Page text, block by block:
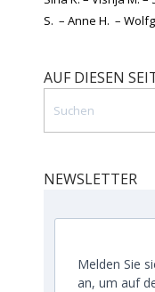
S. – Anne H. –
AUF DIESEN
NEWSLETTER
Melden Sie
an, um auf